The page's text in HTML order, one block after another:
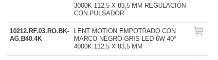
3000K 112,5 X 83,5 MM REGULACIÓN
CON PULSADOR
10212.RF.03.RO.BK-
AG.B40.4K
LENT MOTION EMPOTRADO CON
MARCO NEGRO-GRIS LED 6W 40º
4000K 112,5 X 83,5 MM